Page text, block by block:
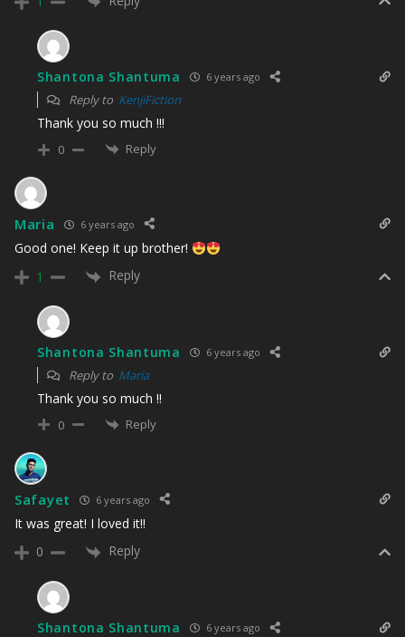
Shantona Shantuma 6 years ago
Reply to KenjiFiction
Thank you so much !!!
0 Reply
Maria 6 years ago
Good one! Keep it up brother!
1
Reply
Shantona Shantuma 6 years ago
Reply to Maria
Thank you so much !!
0 Reply
Safayet 6 years ago
It was great! I loved it!!
0
Reply
Shantona Shantuma 6 years ago